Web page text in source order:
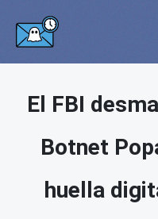
El FBI
Botnet
huella